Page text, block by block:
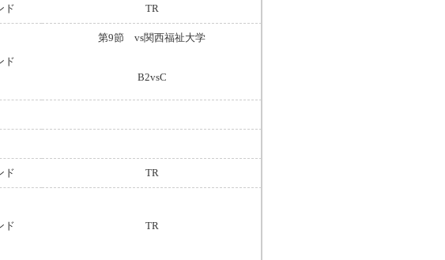
ド TR
ド
第9節 vs関西福祉大学
B2vsC
ド TR
ド TR